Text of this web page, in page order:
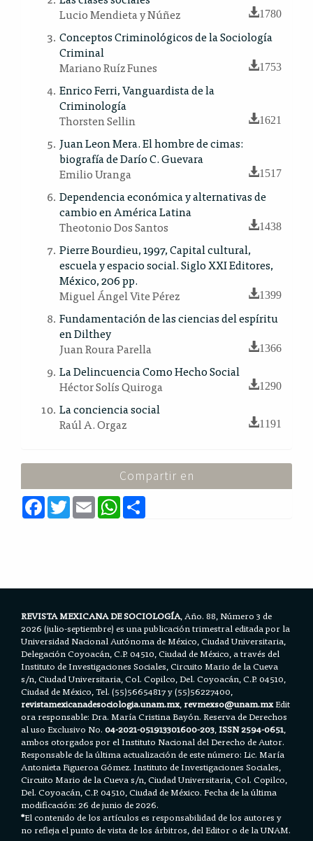
Lucio Mendieta y Núñez
1780
Conceptos Criminológicos de la Sociología
Criminal
Mariano Ruíz Funes
1753
Enrico Ferri, Vanguardista de la
Criminología
Thorsten Sellin
1621
Juan Leon Mera. El hombre de cimas:
biografía de Darío C. Guevara
Emilio Uranga
1517
Dependencia económica y alternativas de
cambio en América Latina
Theotonio Dos Santos
1438
Pierre Bourdieu, 1997, Capital cultural,
escuela y espacio social. Siglo XXI Editores,
México, 206 pp.
Miguel Ángel Vite Pérez
1399
Fundamentación de las ciencias del espíritu
en Dilthey
Juan Roura Parella
1366
La Delincuencia Como Hecho Social
Héctor Solís Quiroga
1290
La conciencia social
Raúl A. Orgaz
1191
Compartir en
F
a
c
T
w
E
m
a
W
h
a
REVISTA MEXICANA DE SOCIOLOGÍA, Año. 88, Número 3 de
2026 (julio-septiembre) es una publicación trimestral editada por la
Universidad Nacional Autónoma de México, Ciudad Universitaria,
Delegación Coyoacán, C.P. 04510, Ciudad de México, a través del
Instituto de Investigaciones Sociales, Circuito Mario de la Cueva
s/n, Ciudad Universitaria, Col. Copilco, Del. Coyoacán, C.P. 04510,
Ciudad de México, Tel. (55)56654817 y (55)56227400,
revistamexicanadesociologia.unam.mx,revmexso@unam.mxEdit
ora responsable: Dra. María Cristina Bayón. Reserva de Derechos
al uso Exclusivo No.04-2021-051913301600-203,ISSN 2594-0651,
ambos otorgados por el Instituto Nacional del Derecho de Autor.
Responsable de la última actualización de este número: Lic. María
Antonieta Figueroa Gómez. Instituto de Investigaciones Sociales,
Circuito Mario de la Cueva s/n, Ciudad Universitaria, Col. Copilco,
Del. Coyoacán, C.P. 04510, Ciudad de México. Fecha de la última
modificación: 26 de junio de 2026.
*El contenido de los artículos es responsabilidad de los autores y
no refleja el punto de vista de los árbitros, del Editor o de la UNAM.